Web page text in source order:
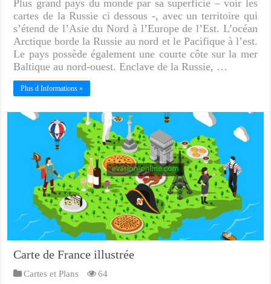
Plus grand pays du monde par sa superficie – voir les
cartes de la Russie ci dessous -, avec un territoire qui
s’étend de l’Asie du Nord à l’Europe de l’Est. L’océan
Arctique borde la Russie au nord et le Pacifique à l’est.
Le pays possède également une courte côte sur la mer
Baltique au nord-ouest. Enclave de la Russie, …
Plus d Informations »
Carte de France illustrée
Cartes et Plans 64